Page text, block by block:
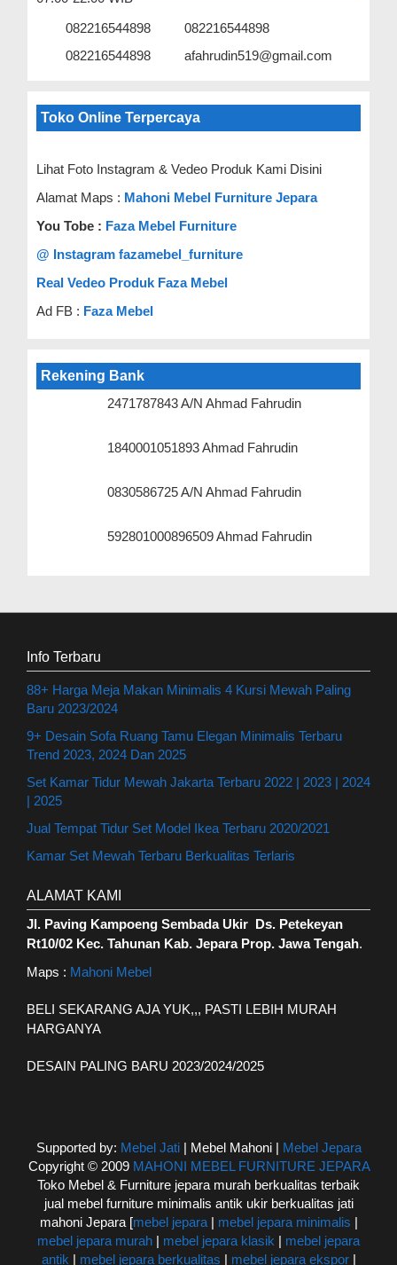
082216544898
082216544898
082216544898
afahrudin519@gmail.com
Toko Online Terpercaya
Lihat Foto Instagram & Vedeo Produk Kami Disini
Alamat Maps : Mahoni Mebel Furniture Jepara
You Tobe : Faza Mebel Furniture
@ Instagram fazamebel_furniture
Real Vedeo Produk Faza Mebel
Ad FB : Faza Mebel
Rekening Bank
2471787843 A/N Ahmad Fahrudin
1840001051893 Ahmad Fahrudin
0830586725 A/N Ahmad Fahrudin
592801000896509 Ahmad Fahrudin
Info Terbaru
88+ Harga Meja Makan Minimalis 4 Kursi Mewah Paling
Baru 2023/2024
9+ Desain Sofa Ruang Tamu Elegan Minimalis Terbaru
Trend 2023, 2024 Dan 2025
Set Kamar Tidur Mewah Jakarta Terbaru 2022 | 2023 | 2024
| 2025
Jual Tempat Tidur Set Model Ikea Terbaru 2020/2021
Kamar Set Mewah Terbaru Berkualitas Terlaris
ALAMAT KAMI
Jl. Paving Kampoeng Sembada Ukir Ds. Petekeyan
Rt10/02 Kec. Tahunan Kab. Jepara Prop. Jawa Tengah.
Maps : Mahoni Mebel
BELI SEKARANG AJA YUK,,, PASTI LEBIH MURAH
HARGANYA
DESAIN PALING BARU 2023/2024/2025
Supported by: Mebel Jati| Mebel Mahoni | Mebel Jepara
Copyright © 2009 MAHONI MEBEL FURNITURE JEPARA
Toko Mebel & Furniture jepara murah berkualitas terbaik
jual mebel furniture minimalis antik ukir berkualitas jati
mahoni Jepara [mebel jepara| mebel jepara minimalis |
mebel jepara murah | mebel jepara klasik | mebel jepara
antik | mebel jepara berkualitas | mebel jepara ekspor|